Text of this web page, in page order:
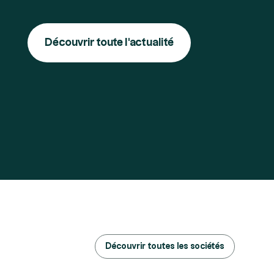
Découvrir toute l'actualité
Découvrir toutes les sociétés